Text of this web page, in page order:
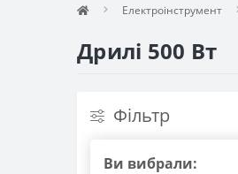
Електроінструмент
Дрилі 500 Вт
Фільтр
Ви вибрали: